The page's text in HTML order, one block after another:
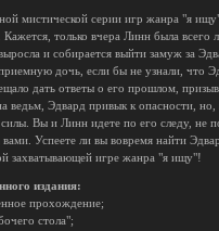
мистической серии игр жанра "я
. Кажется, только вчера Линн была всего
и собирается выйти замуж за
дочь, если бы не узнали, что
дать ответы о его прошлом,
ведьм, Эдвард привык к опасности,
Вы и Линн идете по его следу, не
вами. Успеете ли вы вовремя найти
захватывающей игре жанра "я ищу"!
издания:
прохождение;
стола";